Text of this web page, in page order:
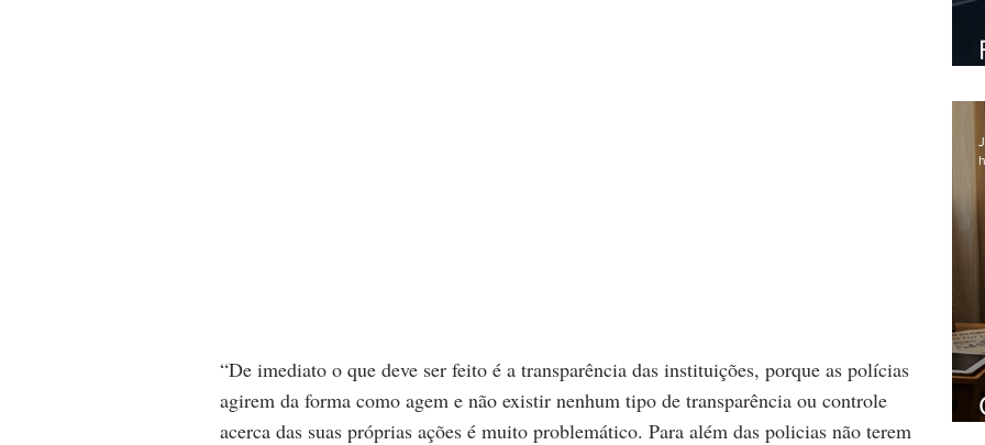
“De imediato o que deve ser feito é a transparência das instituições, porque as polícias
agirem da forma como agem e não existir nenhum tipo de transparência ou controle
acerca das suas próprias ações é muito problemático. Para além das policias não terem